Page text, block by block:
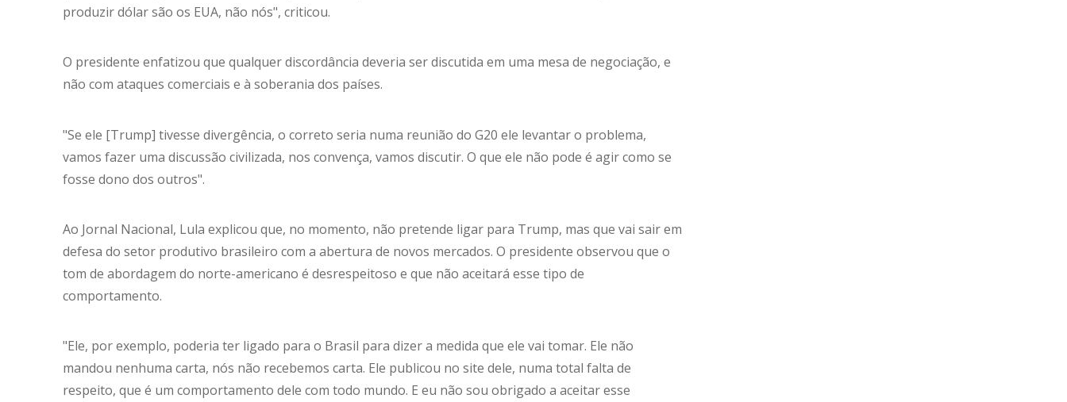
produzir dólar são os EUA, não nós", criticou.
O presidente enfatizou que qualquer discordância deveria ser discutida em uma mesa de negociação, e
não com ataques comerciais e à soberania dos países.
"Se ele [Trump] tivesse divergência, o correto seria numa reunião do G20 ele levantar o problema,
vamos fazer uma discussão civilizada, nos convença, vamos discutir. O que ele não pode é agir como se
fosse dono dos outros".
Ao Jornal Nacional, Lula explicou que, no momento, não pretende ligar para Trump, mas que vai sair em
defesa do setor produtivo brasileiro com a abertura de novos mercados. O presidente observou que o
tom de abordagem do norte-americano é desrespeitoso e que não aceitará esse tipo de
comportamento.
"Ele, por exemplo, poderia ter ligado para o Brasil para dizer a medida que ele vai tomar. Ele não
mandou nenhuma carta, nós não recebemos carta. Ele publicou no site dele, numa total falta de
respeito, que é um comportamento dele com todo mundo. E eu não sou obrigado a aceitar esse